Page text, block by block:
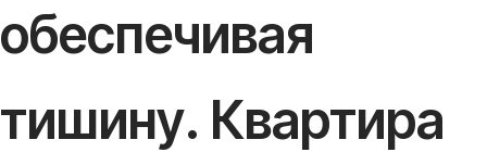
обеспечивая
тишину. Квартира